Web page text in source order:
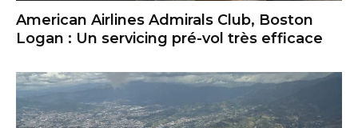
American Airlines Admirals Club, Boston
Logan : Un servicing pré-vol très efficace